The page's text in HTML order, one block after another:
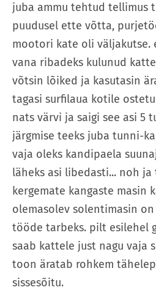
juba ammu tehtud tellimus
puudusel ette võtta,
mootori kate oli väljakutse.
vana ribadeks kulunud
võtsin lõiked ja kasutasin
tagasi surfilaua kotile
nats värvi ja saigi see asi 5
järgmise teeks juba tunni-
vaja oleks kandipaela
läheks asi libedasti... noh
kergemate kangaste masin
olemasolev solentimasin
tööde tarbeks. pilt esilehel
saab kattele just nagu vaja
toon äratab rohkem
sissesõitu.